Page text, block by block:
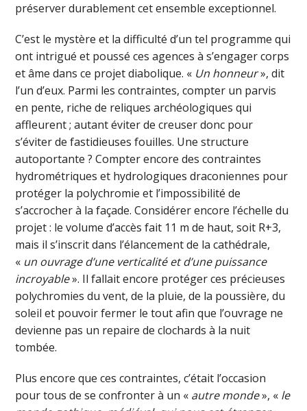
préserver durablement cet ensemble exceptionnel.
C’est le mystère et la difficulté d’un tel programme qui
ont intrigué et poussé ces agences à s’engager corps
et âme dans ce projet diabolique. « Un honneur», dit
l’un d’eux. Parmi les contraintes, compter un parvis
en pente, riche de reliques archéologiques qui
affleurent ; autant éviter de creuser donc pour
s’éviter de fastidieuses fouilles. Une structure
autoportante ? Compter encore des contraintes
hydrométriques et hydrologiques draconiennes pour
protéger la polychromie et l’impossibilité de
s’accrocher à la façade. Considérer encore l’échelle du
projet : le volume d’accès fait 11 m de haut, soit R+3,
mais il s’inscrit dans l’élancement de la cathédrale,
« un ouvrage d’une verticalité et d’une puissance
incroyable». Il fallait encore protéger ces précieuses
polychromies du vent, de la pluie, de la poussière, du
soleil et pouvoir fermer le tout afin que l’ouvrage ne
devienne pas un repaire de clochards à la nuit
tombée.
Plus encore que ces contraintes, c’était l’occasion
pour tous de se confronter à un « autre monde», « le